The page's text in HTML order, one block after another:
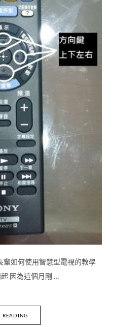
輩如何使用智慧型電視的教學
因為這個月剛 …
READING